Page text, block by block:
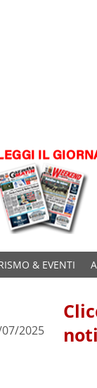
& EVENTI
2025